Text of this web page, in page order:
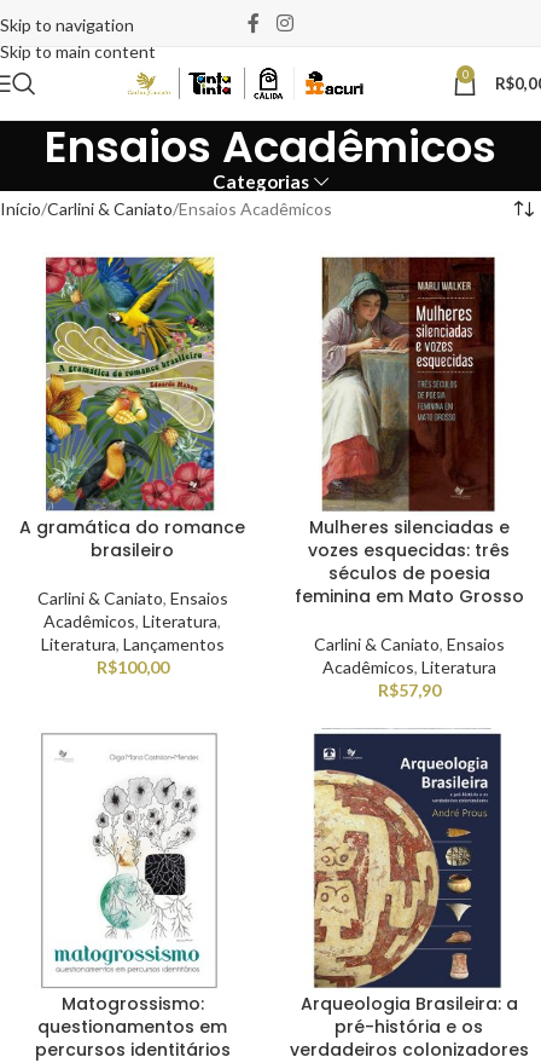
Skip to navigation
Skip to main content
0 R$
Ensaios Acadêmicos
Categorias
Início Carlini & Caniato Ensaios Acadêmicos
A gramática do romance
brasileiro
Carlini & Caniato, Ensaios
Acadêmicos, Literatura,
Literatura, Lançamentos
R$100,00
Mulheres silenciadas e
vozes esquecidas: três
séculos de poesia
feminina em Mato Grosso
Carlini & Caniato, Ensaios
Acadêmicos, Literatura
R$57,90
Matogrossismo:
questionamentos em
percursos identitários
Arqueologia Brasileira: a
pré-história e os
verdadeiros colonizadores